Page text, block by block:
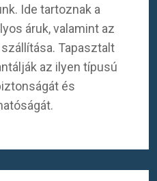
Ide tartoznak a
áruk, valamint az
Tapasztalt
az ilyen típusú
és